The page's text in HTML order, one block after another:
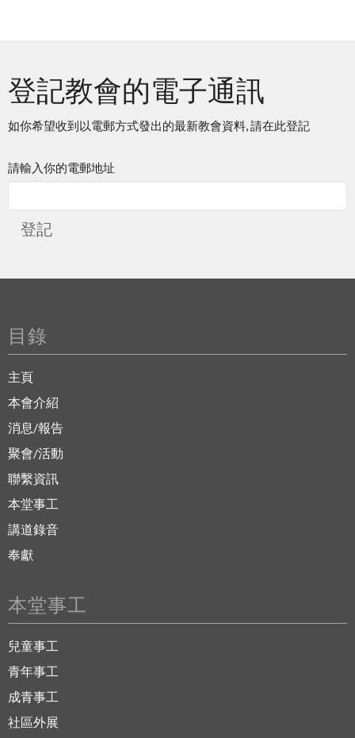
登記教會的電子通訊
如你希望收到以電郵方式發出的最新教會資料, 請在此登記
請輸入你的電郵地址
登記
目錄
主頁
本會介紹
消息/報告
聚會/活動
聯繫資訊
本堂事工
講道錄音
奉獻
本堂事工
兒童事工
青年事工
成青事工
社區外展